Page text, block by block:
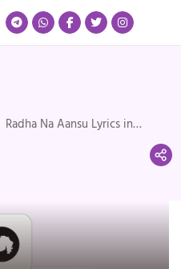
Radha Na Aansu Lyrics in
Gujarati | રાધાના આંસુ લિરિક્સ